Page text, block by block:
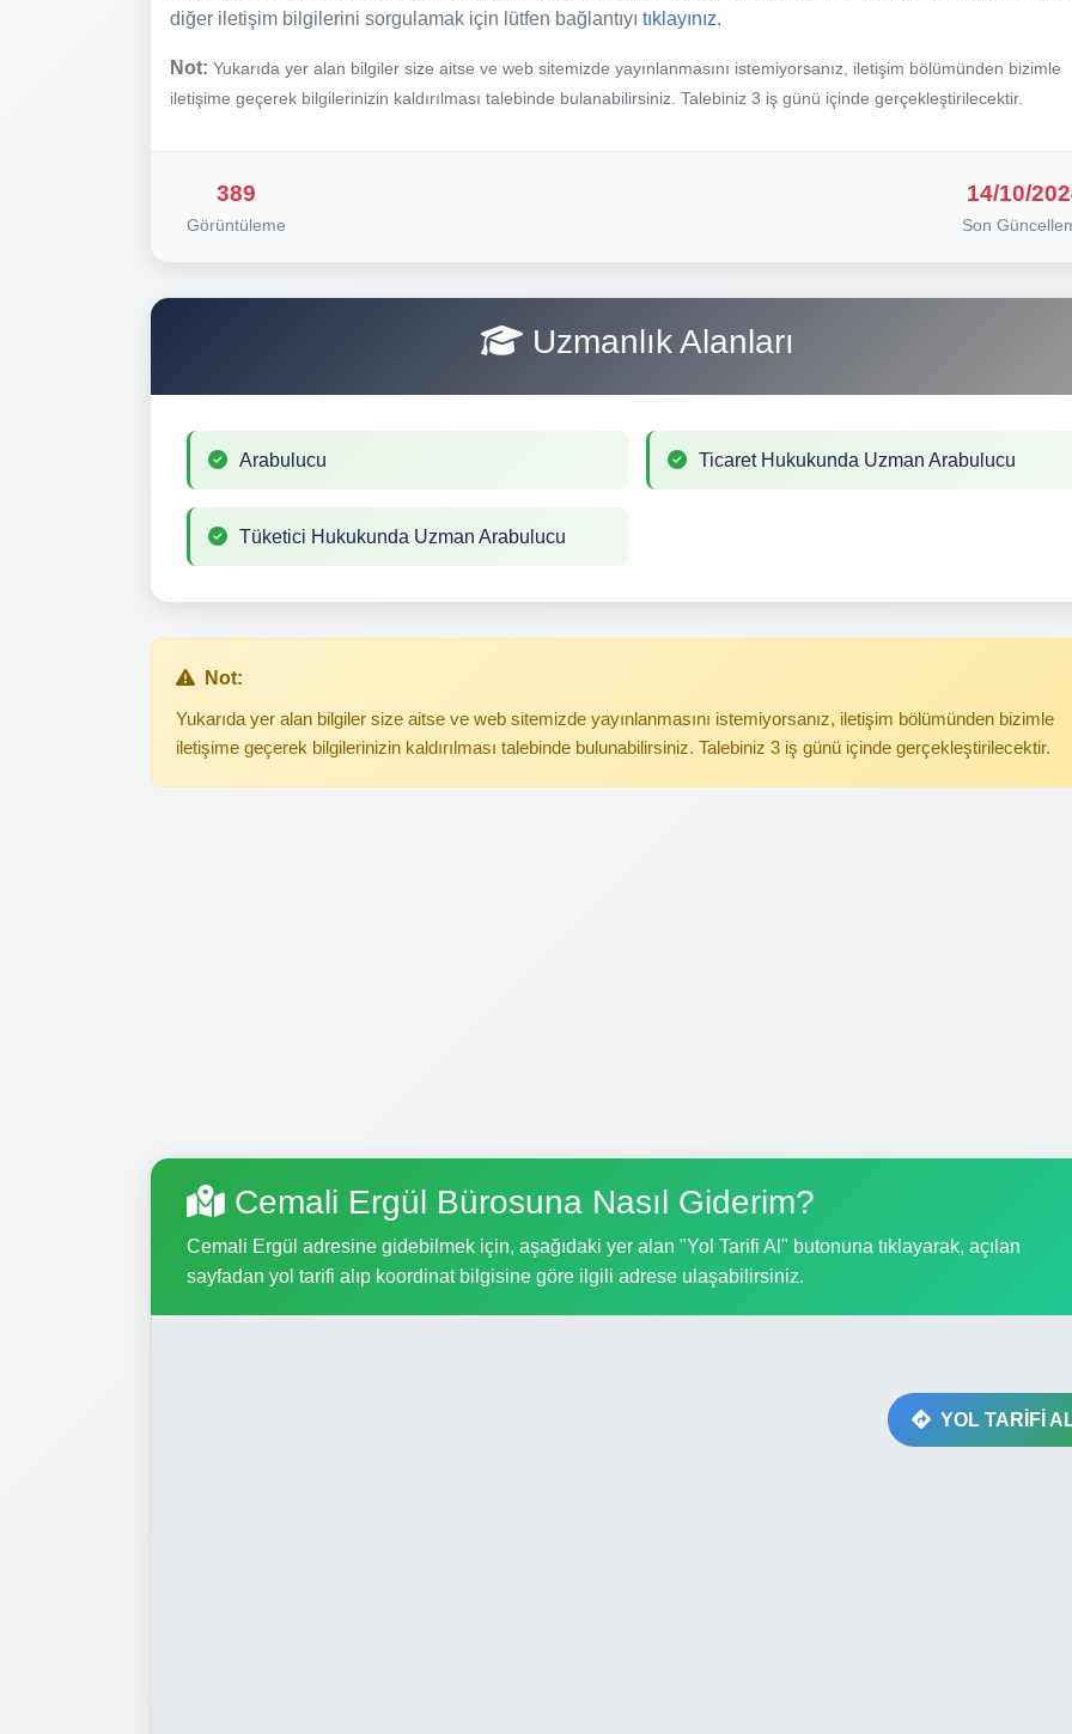
diğer iletişim bilgilerini sorgulamak için lütfen bağlantıyı tıklayınız.
Not: Yukarıda yer alan bilgiler size aitse ve web sitemizde yayınlanmasını istemiyorsanız, iletişim bölümünden bizimle
iletişime geçerek bilgilerinizin kaldırılması talebinde bulanabilirsiniz. Talebiniz 3 iş günü içinde gerçekleştirilecektir.
389
Görüntüleme
14/10/
Son
Uzmanlık Alanları
Arabulucu Ticaret Hukukunda Uzman Arabulucu
Tüketici Hukukunda Uzman Arabulucu
Not:
Yukarıda yer alan bilgiler size aitse ve web sitemizde yayınlanmasını istemiyorsanız, iletişim bölümünden bizimle
iletişime geçerek bilgilerinizin kaldırılması talebinde bulunabilirsiniz. Talebiniz 3 iş günü içinde gerçekleştirilecektir.
Cemali Ergül Bürosuna Nasıl Giderim?
Cemali Ergül adresine gidebilmek için, aşağıdaki yer alan "Yol Tarifi Al" butonuna tıklayarak, açılan
sayfadan yol tarifi alıp koordinat bilgisine göre ilgili adrese ulaşabilirsiniz.
YOL TARİFİ